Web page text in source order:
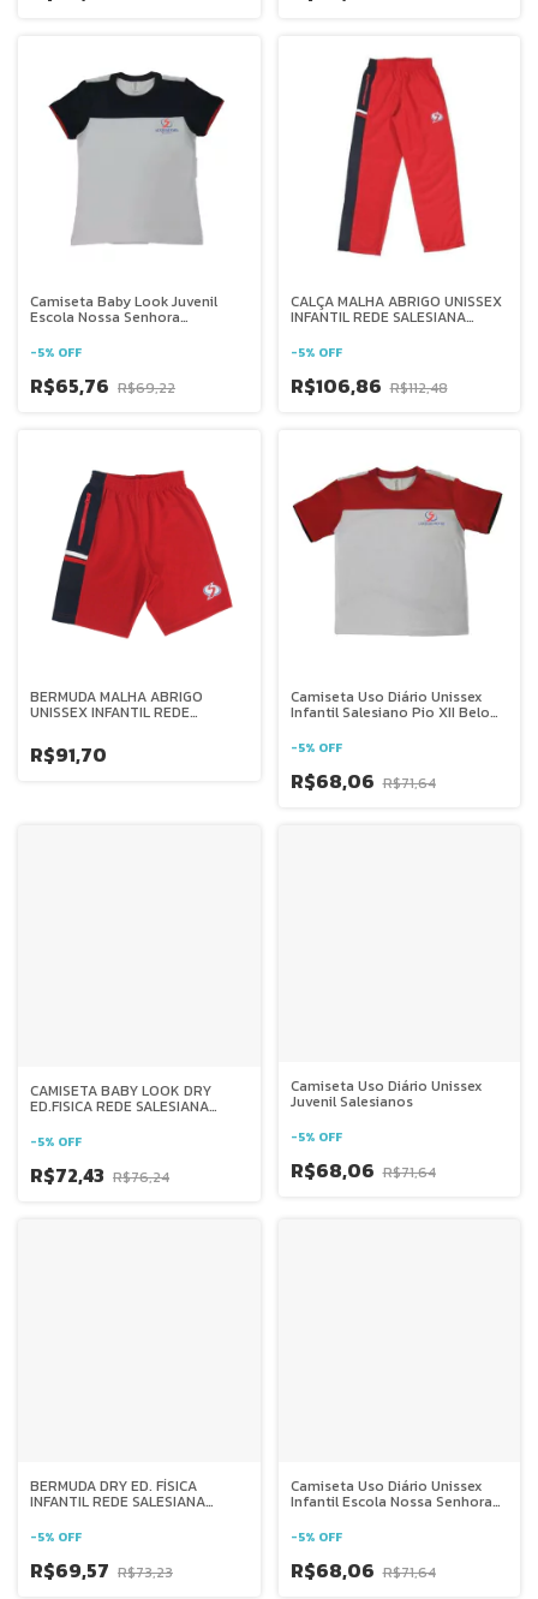
Camiseta Baby Look Juvenil
Escola Nossa Senhora
-5% OFF
R$65,76 R$69,22
CALÇA MALHA ABRIGO UNISSEX
INFANTIL REDE SALESIANA
-5% OFF
R$106,86 R$112,48
BERMUDA MALHA ABRIGO
UNISSEX INFANTIL REDE
R$91,70
Camiseta Uso Diário Unissex
Infantil Salesiano Pio XII Belo
-5% OFF
R$68,06 R$71,64
CAMISETA BABY LOOK DRY
ED.FISICA REDE SALESIANA
-5% OFF
R$72,43 R$76,24
Camiseta Uso Diário Unissex
Juvenil Salesianos
-5% OFF
R$68,06 R$71,64
BERMUDA DRY ED. FÍSICA
INFANTIL REDE SALESIANA
-5% OFF
R$69,57 R$73,23
Camiseta Uso Diário Unissex
Infantil Escola Nossa Senhora
-5% OFF
R$68,06 R$71,64